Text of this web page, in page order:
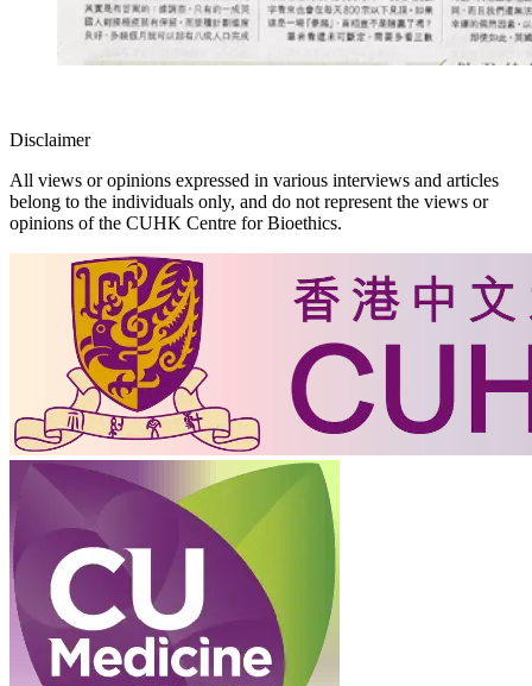
Disclaimer
All views or opinions expressed in various interviews and articles
belong to the individuals only, and do not represent the views or
opinions of the CUHK Centre for Bioethics.